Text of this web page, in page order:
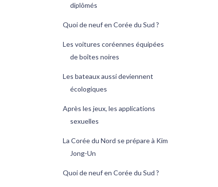
diplômés
Quoi de neuf en Corée du Sud ?
Les voitures coréennes équipées
de boîtes noires
Les bateaux aussi deviennent
écologiques
Après les jeux, les applications
sexuelles
La Corée du Nord se prépare à Kim
Jong-Un
Quoi de neuf en Corée du Sud ?